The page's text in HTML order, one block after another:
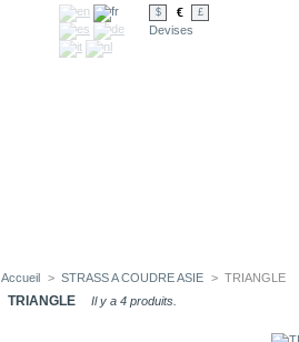
$ € £
Devises
Accueil > STRASS A COUDRE ASIE > TRIANGLE
TRIANGLE Il y a 4 produits.